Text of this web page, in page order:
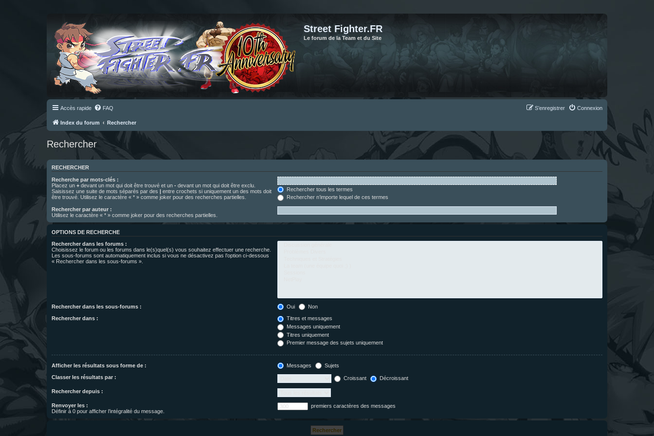
Street Fighter.FR
Le forum de la Team et du Site
Accès rapide FAQ Connexion
S’enregistrer
Index du forum Rechercher
Rechercher
RECHERCHER
Recherche par mots-clés :
Placez un + devant un mot qui doit être trouvé et un - devant un mot qui doit être exclu.
Saisissez une suite de mots séparés par des | entre crochets si uniquement un des mots doit
être trouvé. Utilisez le caractère « * » comme joker pour des recherches partielles.
Rechercher tous les termes
Rechercher n’importe lequel de ces termes
Rechercher par auteur :
Utilisez le caractère « * » comme joker pour des recherches partielles.
OPTIONS DE RECHERCHE
Rechercher dans les forums :
Choisissez le forum ou les forums dans le(s)quel(s) vous souhaitez effectuer une recherche.
Les sous-forums sont automatiquement inclus si vous ne désactivez pas l’option ci-dessous
« Rechercher dans les sous-forums ».
Rechercher dans les sous-forums : Oui Non
Rechercher dans :
Titres et messages
Messages uniquement
Titres uniquement
Premier message des sujets uniquement
Afficher les résultats sous forme de : Messages Sujets
Classer les résultats par : Croissant Décroissant
Rechercher depuis :
Renvoyer les :
Définir à 0 pour afficher l’intégralité du message.
premiers caractères des messages